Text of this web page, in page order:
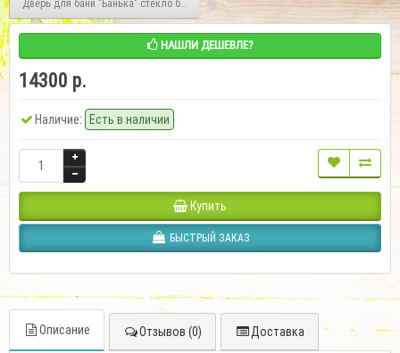
Дверь для бани "Банька" стекло бронза прозрачное коробка ольха 70х190 см
НАШЛИ ДЕШЕВЛЕ?
14300 р.
Наличие: Есть в наличии
Купить
БЫСТРЫЙ ЗАКАЗ
Описание Отзывов (0) Доставка